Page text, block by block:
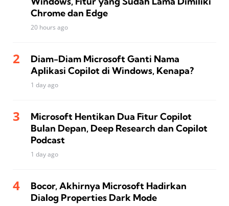
Chrome dan Edge
20 hours ago
Diam-Diam Microsoft Ganti Nama
Aplikasi Copilot di Windows, Kenapa?
1 day ago
Microsoft Hentikan Dua Fitur Copilot
Bulan Depan, Deep Research dan Copilot
Podcast
1 day ago
Bocor, Akhirnya Microsoft Hadirkan
Dialog Properties Dark Mode